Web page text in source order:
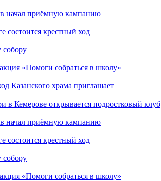
начал приёмную кампанию
состоится крестный ход
«Помоги собраться в школу»
Казанского храма приглашает
Кемерове открывается подростковый клуб
начал приёмную кампанию
состоится крестный ход
«Помоги собраться в школу»